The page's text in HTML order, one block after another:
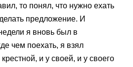
то понял, что нужно ехать
предложение. И
я вновь был в
чем поехать, я взял
и у своей, и у своего